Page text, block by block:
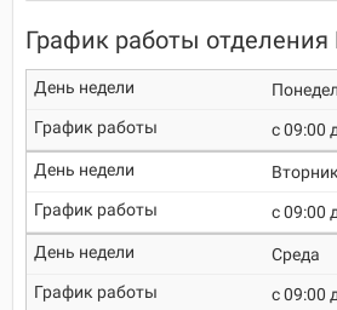
График работы отделения
c 09:00
Вторник
c 09:00
Среда
c 09:00